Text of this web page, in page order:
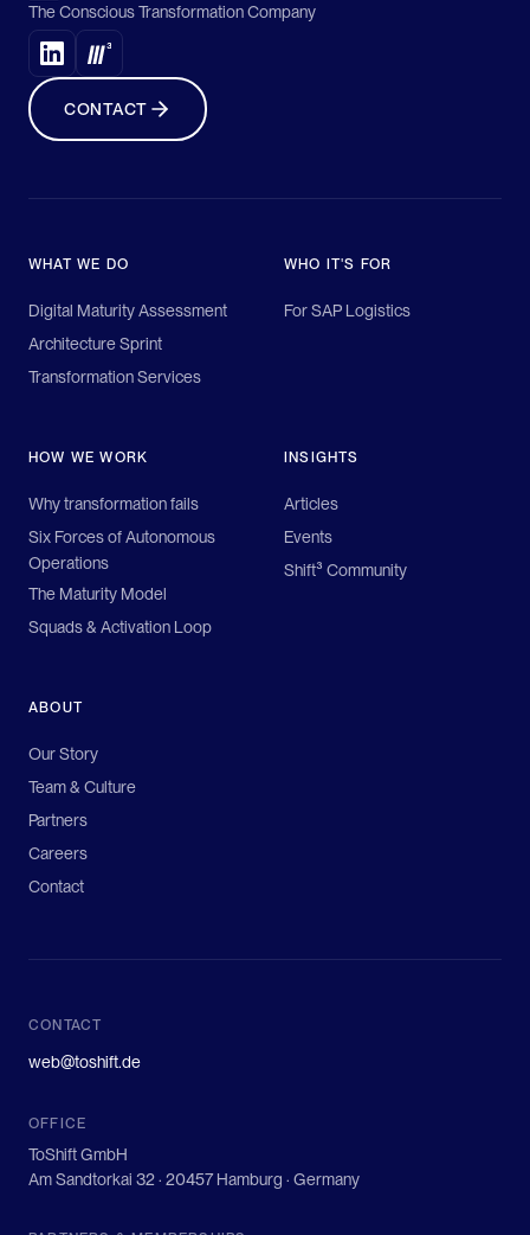
The Conscious Transformation Company
CONTACT
WHAT WE DO
Digital Maturity Assessment
Architecture Sprint
Transformation Services
WHO IT'S FOR
For SAP Logistics
HOW WE WORK
Why transformation fails
Six Forces of Autonomous
Operations
The Maturity Model
Squads & Activation Loop
INSIGHTS
Articles
Events
Shift³ Community
ABOUT
Our Story
Team & Culture
Partners
Careers
Contact
CONTACT
web@toshift.de
OFFICE
ToShift GmbH
Am Sandtorkai 32 · 20457 Hamburg · Germany